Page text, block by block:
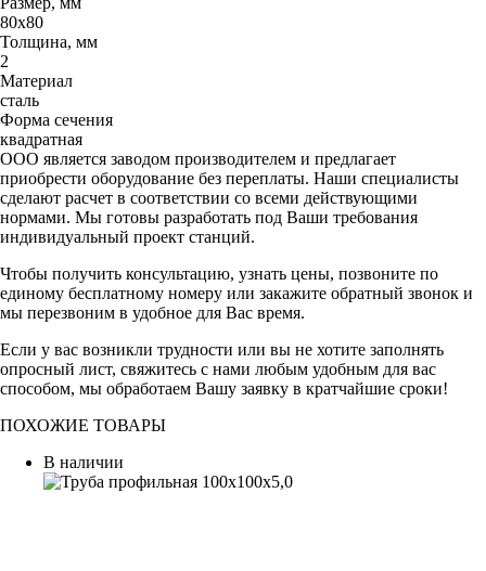
80х80
Толщина, мм
2
Материал
сталь
Форма сечения
квадратная
ООО является заводом производителем и предлагает
приобрести оборудование без переплаты. Наши специалисты
сделают расчет в соответствии со всеми действующими
нормами. Мы готовы разработать под Ваши требования
индивидуальный проект станций.
Чтобы получить консультацию, узнать цены, позвоните по
единому бесплатному номеру или закажите обратный звонок и
мы перезвоним в удобное для Вас время.
Если у вас возникли трудности или вы не хотите заполнять
опросный лист, свяжитесь с нами любым удобным для вас
способом, мы обработаем Вашу заявку в кратчайшие сроки!
ПОХОЖИЕ ТОВАРЫ
В наличии